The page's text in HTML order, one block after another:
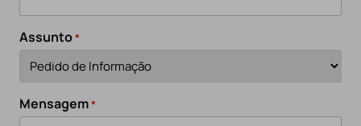
Assunto*
Mensagem*